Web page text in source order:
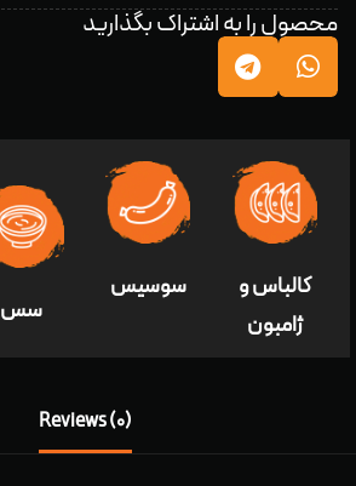
محصول را به اشتراک بگذارید
کالباس و
ژامبون
سوسیس
سس
Reviews (0)